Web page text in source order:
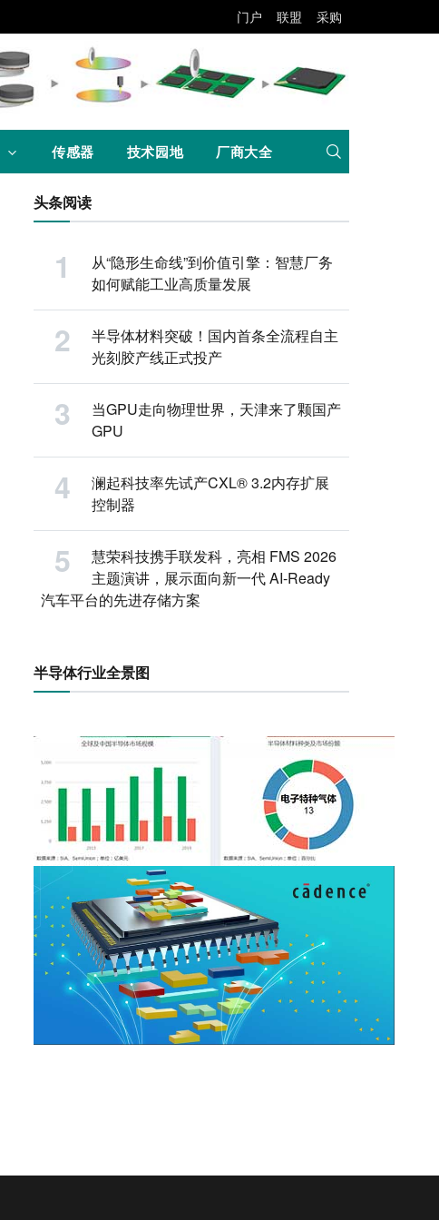
门户 联盟 采购
传感器 技术园地 厂商大全
头条阅读
从“隐形生命线”到价值引擎：智慧厂务
如何赋能工业高质量发展
半导体材料突破！国内首条全流程自主
光刻胶产线正式投产
当GPU走向物理世界，天津来了颗国产
GPU
澜起科技率先试产CXL® 3.2内存扩展
控制器
慧荣科技携手联发科，亮相 FMS 2026
主题演讲，展示面向新一代 AI-Ready
汽车平台的先进存储方案
半导体行业全景图